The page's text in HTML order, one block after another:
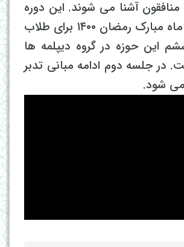
آشنا می شوند. این دوره
طی دهه اول ماه مبارک رمضان ۱۴۰۰ برای طلاب
این حوزه در گروه دیپلمه ها
در جلسه دوم ادامه مبانی تدبر
شود.